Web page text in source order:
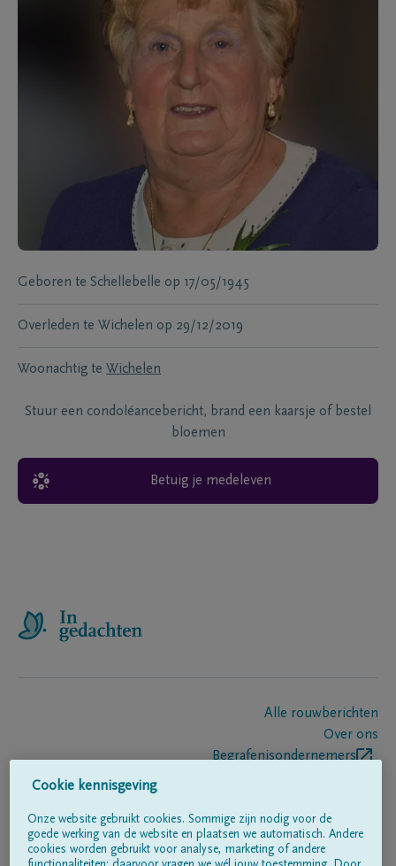
Geboren te Schellebelle op 17/05/1945
Overleden te Wichelen op 29/12/2019
Woonachtig te Wichelen
Stuur een condoléancebericht, brand een kaarsje of bestel
bloemen
Betuig je medeleven
Alle rouwberichten
Over ons
Begrafenisondernemers
Volg ons op
Cookie kennisgeving
Onze website gebruikt cookies. Sommige zijn nodig voor de
goede werking van de website en plaatsen we automatisch. Andere
cookies worden gebruikt voor analyse, marketing of andere